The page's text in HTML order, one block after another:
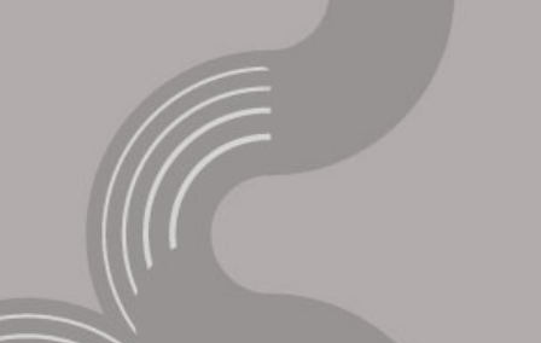
Festival που για μια ακόμα χρονιά μας δέχθηκε
για να καλύψουμε επίσημα ένα από τα
κορυφαία ηλεκτρονικά φεστιβάλ στον κόσμο.